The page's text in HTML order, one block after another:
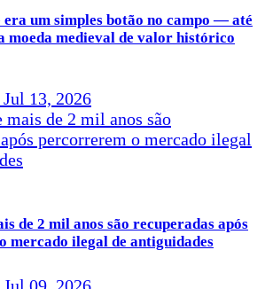
era um simples botão no campo — até
moeda medieval de valor histórico
Jul 13, 2026
de 2 mil anos são recuperadas após
mercado ilegal de antiguidades